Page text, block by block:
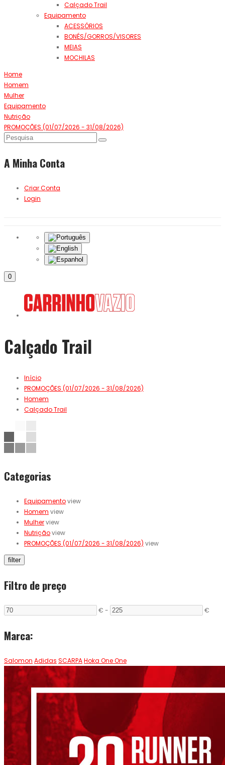
Calçado Trail
Equipamento
ACESSÓRIOS
BONÉS/GORROS/VISORES
MEIAS
MOCHILAS
Home
Homem
Mulher
Equipamento
Nutrição
PROMOÇÕES (01/07/2026 - 31/08/2026)
A Minha Conta
Criar Conta
Login
0
Calçado Trail
Início
PROMOÇÕES (01/07/2026 - 31/08/2026)
Homem
Calçado Trail
Categorias
Equipamentoview
Homem view
Mulherview
Nutriçãoview
PROMOÇÕES (01/07/2026 - 31/08/2026) view
filter
Filtro de preço
€ - €
Marca:
Salomon Adidas SCARPAHoka One One